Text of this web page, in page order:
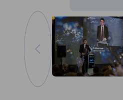
Vergrößern
zum vorherigen Bild